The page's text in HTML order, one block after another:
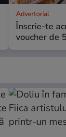
Advertorial
Înscrie-te
voucher de